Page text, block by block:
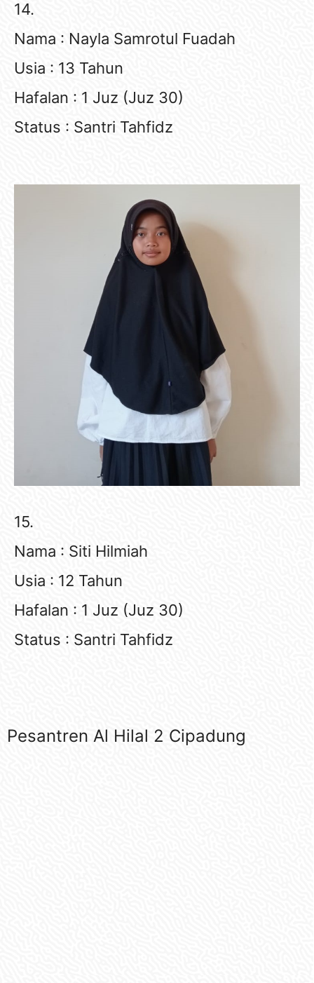
14.
Nama : Nayla Samrotul Fuadah
Usia : 13 Tahun
Hafalan : 1 Juz (Juz 30)
Status : Santri Tahfidz
15.
Nama : Siti Hilmiah
Usia : 12 Tahun
Hafalan : 1 Juz (Juz 30)
Status : Santri Tahfidz
Pesantren Al Hilal 2 Cipadung